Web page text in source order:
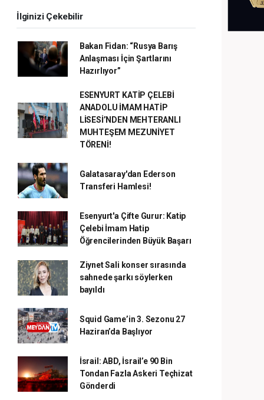
İlginizi Çekebilir
Bakan Fidan: “Rusya Barış
Anlaşması İçin Şartlarını
Hazırlıyor”
ESENYURT KATİP ÇELEBİ
ANADOLU İMAM HATİP
LİSESİ’NDEN MEHTERANLI
MUHTEŞEM MEZUNİYET
TÖRENİ!
Galatasaray'dan Ederson
Transferi Hamlesi!
Esenyurt'a Çifte Gurur: Katip
Çelebi İmam Hatip
Öğrencilerinden Büyük Başarı
Ziynet Sali konser sırasında
sahnede şarkı söylerken
bayıldı
Squid Game’in 3. Sezonu 27
Haziran’da Başlıyor
İsrail: ABD, İsrail’e 90 Bin
Tondan Fazla Askeri Teçhizat
Gönderdi